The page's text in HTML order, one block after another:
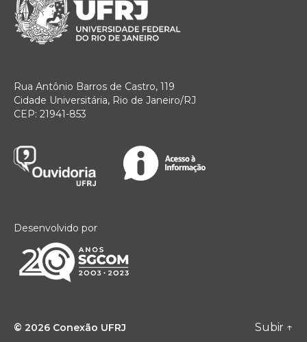
Rua Antônio Barros de Castro, 119
Cidade Universitária, Rio de Janeiro/RJ
CEP: 21941-853
Desenvolvido por
© 2026 Conexão UFRJ Subir ↑